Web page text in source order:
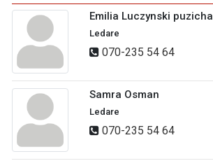
Emilia Luczynski puzicha
Ledare
070-235 54 64
Samra Osman
Ledare
070-235 54 64